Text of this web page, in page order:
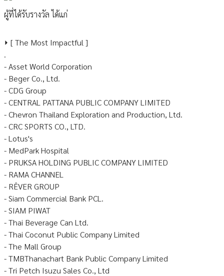
ผู้ที่ได้รับรางวัล ได้แก่
⏵ [ The Most Impactful ]
.
- Asset World Corporation
- Beger Co., Ltd.
- CDG Group
- CENTRAL PATTANA PUBLIC COMPANY LIMITED
- Chevron Thailand Exploration and Production, Ltd.
- CRC SPORTS CO., LTD.
- Lotus's
- MedPark Hospital
- PRUKSA HOLDING PUBLIC COMPANY LIMITED
- RAMA CHANNEL
- RÊVER GROUP
- Siam Commercial Bank PCL.
- SIAM PIWAT
- Thai Beverage Can Ltd.
- Thai Coconut Public Company Limited
- The Mall Group
- TMBThanachart Bank Public Company Limited
- Tri Petch Isuzu Sales Co., Ltd